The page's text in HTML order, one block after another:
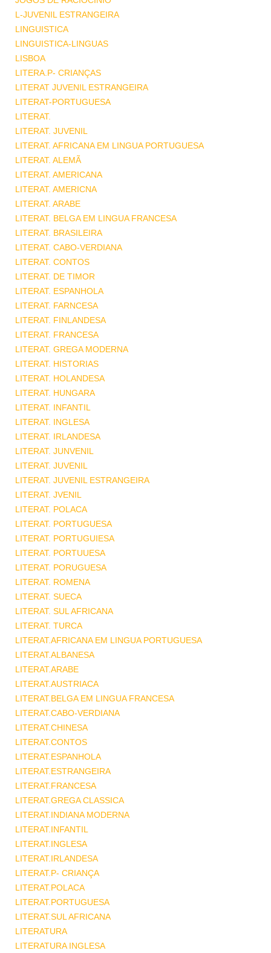
L-JUVENIL ESTRANGEIRA
LINGUISTICA
LINGUISTICA-LINGUAS
LISBOA
LITERA.P- CRIANÇAS
LITERAT JUVENIL ESTRANGEIRA
LITERAT-PORTUGUESA
LITERAT.
LITERAT. JUVENIL
LITERAT. AFRICANA EM LINGUA PORTUGUESA
LITERAT. ALEMÃ
LITERAT. AMERICANA
LITERAT. AMERICNA
LITERAT. ARABE
LITERAT. BELGA EM LINGUA FRANCESA
LITERAT. BRASILEIRA
LITERAT. CABO-VERDIANA
LITERAT. CONTOS
LITERAT. DE TIMOR
LITERAT. ESPANHOLA
LITERAT. FARNCESA
LITERAT. FINLANDESA
LITERAT. FRANCESA
LITERAT. GREGA MODERNA
LITERAT. HISTORIAS
LITERAT. HOLANDESA
LITERAT. HUNGARA
LITERAT. INFANTIL
LITERAT. INGLESA
LITERAT. IRLANDESA
LITERAT. JUNVENIL
LITERAT. JUVENIL
LITERAT. JUVENIL ESTRANGEIRA
LITERAT. JVENIL
LITERAT. POLACA
LITERAT. PORTUGUESA
LITERAT. PORTUGUIESA
LITERAT. PORTUUESA
LITERAT. PORUGUESA
LITERAT. ROMENA
LITERAT. SUECA
LITERAT. SUL AFRICANA
LITERAT. TURCA
LITERAT.AFRICANA EM LINGUA PORTUGUESA
LITERAT.ALBANESA
LITERAT.ARABE
LITERAT.AUSTRIACA
LITERAT.BELGA EM LINGUA FRANCESA
LITERAT.CABO-VERDIANA
LITERAT.CHINESA
LITERAT.CONTOS
LITERAT.ESPANHOLA
LITERAT.ESTRANGEIRA
LITERAT.FRANCESA
LITERAT.GREGA CLASSICA
LITERAT.INDIANA MODERNA
LITERAT.INFANTIL
LITERAT.INGLESA
LITERAT.IRLANDESA
LITERAT.P- CRIANÇA
LITERAT.POLACA
LITERAT.PORTUGUESA
LITERAT.SUL AFRICANA
LITERATURA
LITERATURA INGLESA